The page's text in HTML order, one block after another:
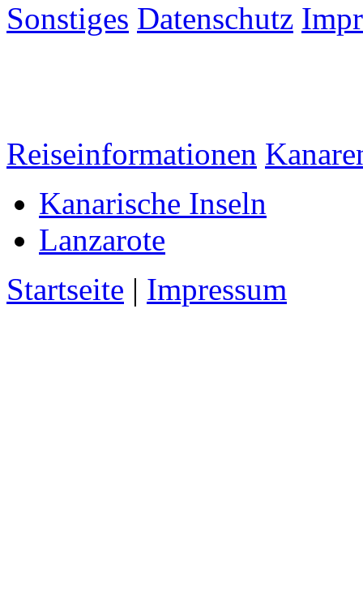
Sonstiges Datenschutz
Reiseinformationen
Kanarische Inseln
Lanzarote
Startseite | Impressum